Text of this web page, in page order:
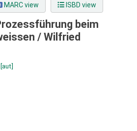
MARC view ISBD view
beim
/ Wilfried
[aut]